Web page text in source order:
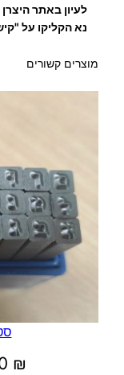
לעיון באתר
נא הקליקו על
מוצרים קשורים
₪